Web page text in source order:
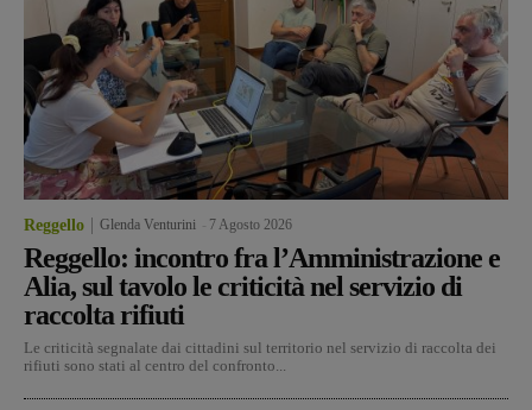
Reggello Glenda Venturini 7 Agosto 2026
Reggello: incontro fra l’Amministrazione e
Alia, sul tavolo le criticità nel servizio di
raccolta rifiuti
Le criticità segnalate dai cittadini sul territorio nel servizio di raccolta dei
rifiuti sono stati al centro del confronto...